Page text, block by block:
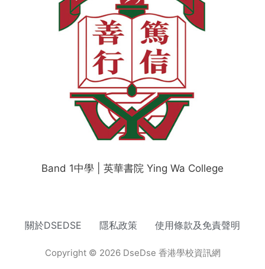
Band 1中學 | 英華書院 Ying Wa College
關於DSEDSE 隱私政策 使用條款及免責聲明
Copyright © 2026 DseDse 香港學校資訊網